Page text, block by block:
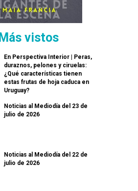
Más vistos
En Perspectiva Interior | Peras,
duraznos, pelones y ciruelas:
¿Qué características tienen
estas frutas de hoja caduca en
Uruguay?
Noticias al Mediodía del 23 de
julio de 2026
Noticias al Mediodía del 22 de
julio de 2026